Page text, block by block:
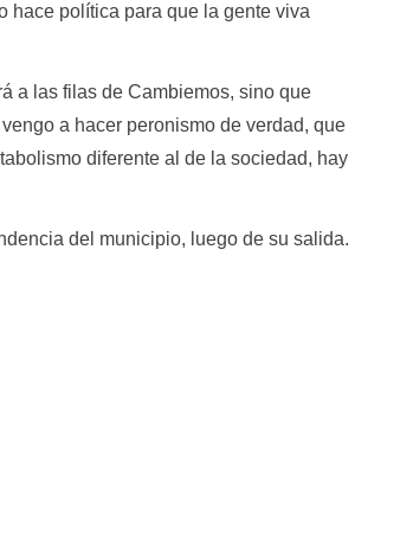
hace política para que la gente viva
a las filas de Cambiemos, sino que
a hacer peronismo de verdad, que
diferente al de la sociedad, hay
del municipio, luego de su salida.